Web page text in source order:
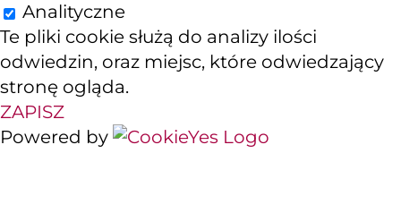
Analityczne
Te pliki cookie służą do analizy ilości
odwiedzin, oraz miejsc, które odwiedzający
stronę ogląda.
ZAPISZ
Powered by